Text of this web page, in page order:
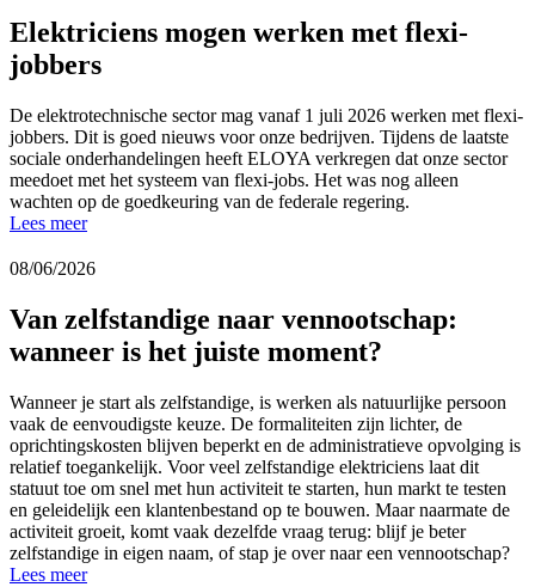
Elektriciens mogen werken met flexi-
jobbers
De elektrotechnische sector mag vanaf 1 juli 2026 werken met flexi-
jobbers. Dit is goed nieuws voor onze bedrijven. Tijdens de laatste
sociale onderhandelingen heeft ELOYA verkregen dat onze sector
meedoet met het systeem van flexi-jobs. Het was nog alleen
wachten op de goedkeuring van de federale regering.
Lees meer
08/06/2026
Van zelfstandige naar vennootschap:
wanneer is het juiste moment?
Wanneer je start als zelfstandige, is werken als natuurlijke persoon
vaak de eenvoudigste keuze. De formaliteiten zijn lichter, de
oprichtingskosten blijven beperkt en de administratieve opvolging is
relatief toegankelijk. Voor veel zelfstandige elektriciens laat dit
statuut toe om snel met hun activiteit te starten, hun markt te testen
en geleidelijk een klantenbestand op te bouwen. Maar naarmate de
activiteit groeit, komt vaak dezelfde vraag terug: blijf je beter
zelfstandige in eigen naam, of stap je over naar een vennootschap?
Lees meer